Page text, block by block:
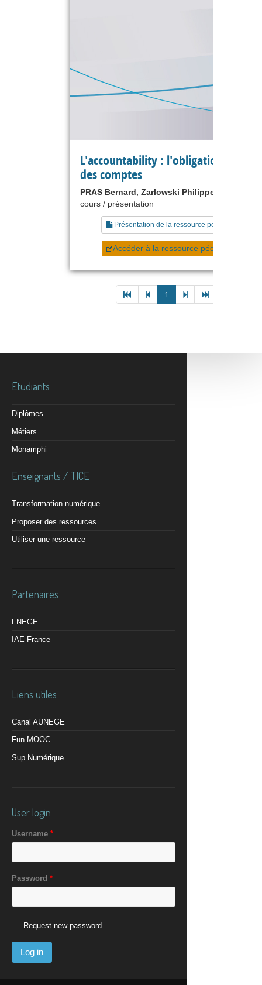
L'accountability : l'obligation de
des comptes
PRAS Bernard, Zarlowski Philippe
cours / présentation
Présentation de la ressource pédagogique
Accéder à la ressource pédagogique
1
Etudiants
Diplômes
Métiers
Monamphi
Enseignants / TICE
Transformation numérique
Proposer des ressources
Utiliser une ressource
Partenaires
FNEGE
IAE France
Liens utiles
Canal AUNEGE
Fun MOOC
Sup Numérique
User login
Username *
Password *
Request new password